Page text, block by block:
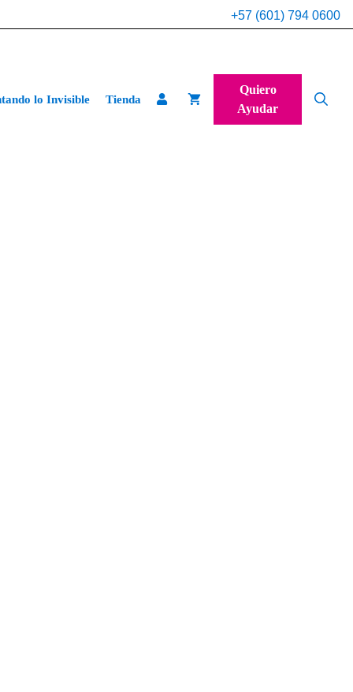
+57 (601) 794 0600
lo Invisible Tienda
Quiero
Ayudar